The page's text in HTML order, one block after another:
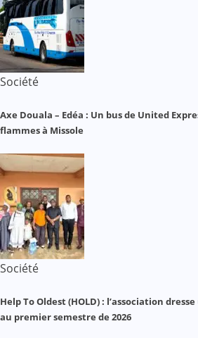
Société
Axe Douala – Edéa : Un bus de United
flammes à Missole
Société
Help To Oldest (HOLD) : l’association
au premier semestre de 2026